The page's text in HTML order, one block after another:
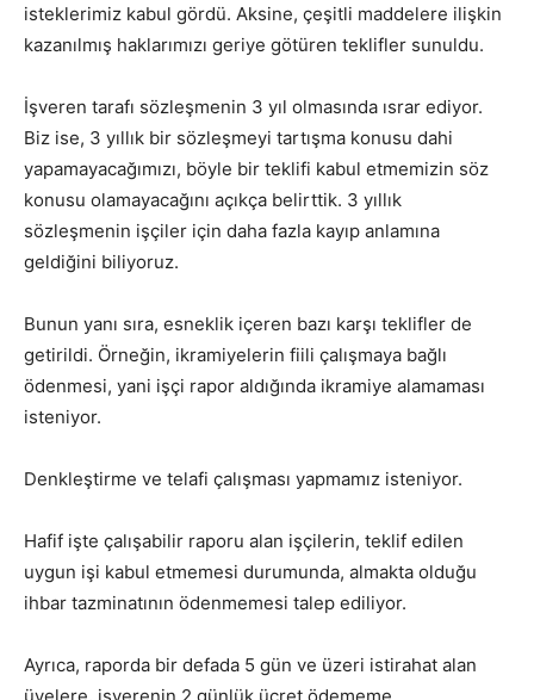
isteklerimiz kabul gördü. Aksine, çeşitli maddelere ilişkin
kazanılmış haklarımızı geriye götüren teklifler sunuldu.
İşveren tarafı sözleşmenin 3 yıl olmasında ısrar ediyor.
Biz ise, 3 yıllık bir sözleşmeyi tartışma konusu dahi
yapamayacağımızı, böyle bir teklifi kabul etmemizin söz
konusu olamayacağını açıkça belirttik. 3 yıllık
sözleşmenin işçiler için daha fazla kayıp anlamına
geldiğini biliyoruz.
Bunun yanı sıra, esneklik içeren bazı karşı teklifler de
getirildi. Örneğin, ikramiyelerin fiili çalışmaya bağlı
ödenmesi, yani işçi rapor aldığında ikramiye alamaması
isteniyor.
Denkleştirme ve telafi çalışması yapmamız isteniyor.
Hafif işte çalışabilir raporu alan işçilerin, teklif edilen
uygun işi kabul etmemesi durumunda, almakta olduğu
ihbar tazminatının ödenmemesi talep ediliyor.
Ayrıca, raporda bir defada 5 gün ve üzeri istirahat alan